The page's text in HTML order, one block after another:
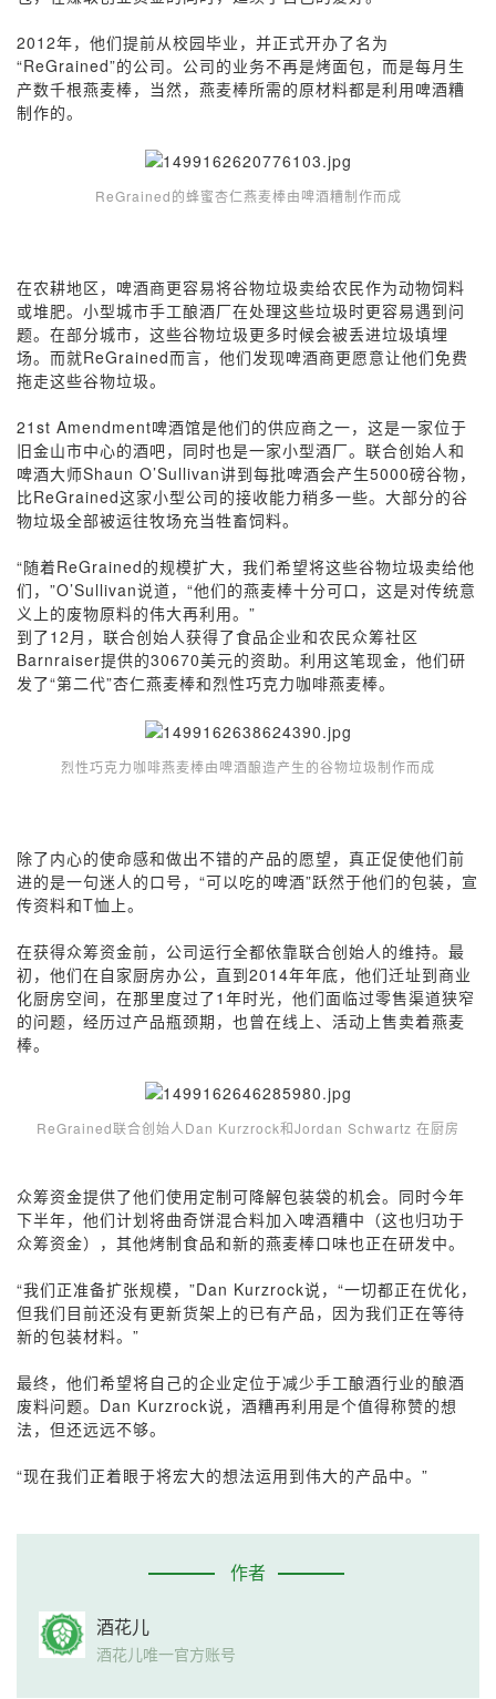
2012年，他们提前从校园毕业，并正式开办了名为
“ReGrained”的公司。公司的业务不再是烤面包，而是每月生
产数千根燕麦棒，当然，燕麦棒所需的原材料都是利用啤酒糟
制作的。
ReGrained的蜂蜜杏仁燕麦棒由啤酒糟制作而成
在农耕地区，啤酒商更容易将谷物垃圾卖给农民作为动物饲料
或堆肥。小型城市手工酿酒厂在处理这些垃圾时更容易遇到问
题。在部分城市，这些谷物垃圾更多时候会被丢进垃圾填埋
场。而就ReGrained而言，他们发现啤酒商更愿意让他们免费
拖走这些谷物垃圾。
21st Amendment啤酒馆是他们的供应商之一，这是一家位于
旧金山市中心的酒吧，同时也是一家小型酒厂。联合创始人和
啤酒大师Shaun O’Sullivan讲到每批啤酒会产生5000磅谷物，
比ReGrained这家小型公司的接收能力稍多一些。大部分的谷
物垃圾全部被运往牧场充当牲畜饲料。
“随着ReGrained的规模扩大，我们希望将这些谷物垃圾卖给他
们，”O’Sullivan说道，“他们的燕麦棒十分可口，这是对传统意
义上的废物原料的伟大再利用。”
到了12月，联合创始人获得了食品企业和农民众筹社区
Barnraiser提供的30670美元的资助。利用这笔现金，他们研
发了“第二代”杏仁燕麦棒和烈性巧克力咖啡燕麦棒。
烈性巧克力咖啡燕麦棒由啤酒酿造产生的谷物垃圾制作而成
除了内心的使命感和做出不错的产品的愿望，真正促使他们前
进的是一句迷人的口号，“可以吃的啤酒”跃然于他们的包装，宣
传资料和T恤上。
在获得众筹资金前，公司运行全都依靠联合创始人的维持。最
初，他们在自家厨房办公，直到2014年年底，他们迁址到商业
化厨房空间，在那里度过了1年时光，他们面临过零售渠道狭窄
的问题，经历过产品瓶颈期，也曾在线上、活动上售卖着燕麦
棒。
ReGrained联合创始人Dan Kurzrock和Jordan Schwartz 在厨房
众筹资金提供了他们使用定制可降解包装袋的机会。同时今年
下半年，他们计划将曲奇饼混合料加入啤酒糟中（这也归功于
众筹资金），其他烤制食品和新的燕麦棒口味也正在研发中。
“我们正准备扩张规模，”Dan Kurzrock说，“一切都正在优化，
但我们目前还没有更新货架上的已有产品，因为我们正在等待
新的包装材料。”
最终，他们希望将自己的企业定位于减少手工酿酒行业的酿酒
废料问题。Dan Kurzrock说，酒糟再利用是个值得称赞的想
法，但还远远不够。
“现在我们正着眼于将宏大的想法运用到伟大的产品中。”
作者
酒花儿
酒花儿唯一官方账号